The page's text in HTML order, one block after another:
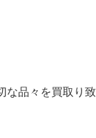
な品々を買取り致